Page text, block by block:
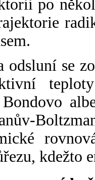
po
se
Bondovo
kdežto